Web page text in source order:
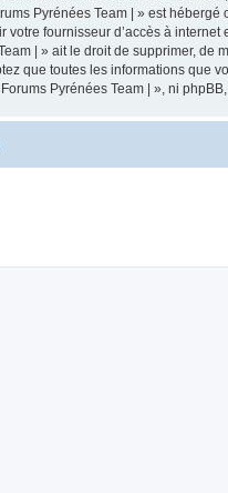
Pyrénées Team | » est
votre fournisseur d’accès à
| » ait le droit de supprimer, de
que toutes les informations que
Pyrénées Team | », ni